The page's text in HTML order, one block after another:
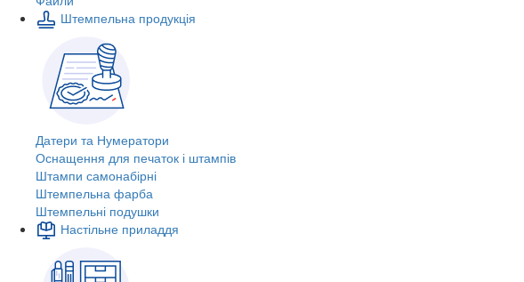
Штемпельна продукція
Датери та Нумератори
Оснащення для печаток і штампів
Штампи самонабірні
Штемпельна фарба
Штемпельні подушки
Настільне приладдя